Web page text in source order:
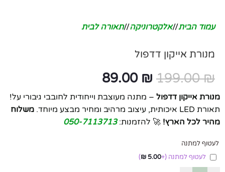
עמוד הבית/ אלקטרוניקה/ תאורה לבית
מנורת אייקון דדפול
199.00₪
89.00 ₪
מנורת אייקון דדפול – מתנה מעוצבת וייחודית לחובבי גיבורי על!
תאורת LED איכותית, עיצוב מרהיב ומחיר מבצע מיוחד.
משלוח
מהיר לכל הארץ! 🚀 להזמנות:050-7113713
לעטוף למתנה
לעטוף למתנה (+
5.00
₪
)